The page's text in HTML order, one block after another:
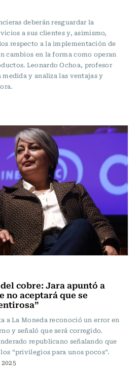
deberán resguardar la
a sus clientes y, asimismo,
respecto a la implementación de
cambios en la forma como operan
Leonardo Ochoa, profesor
y analiza las ventajas y
cobre: Jara apuntó a
no aceptará que se
a La Moneda reconoció un error en
y señaló que será corregido.
republicano señalando que
“privilegios para unos pocos”.